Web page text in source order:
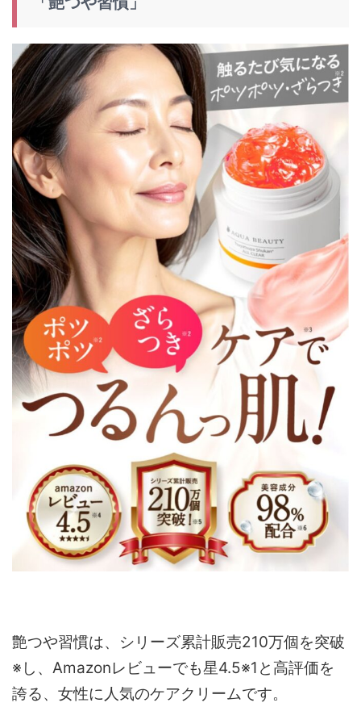
艶つや習慣は、シリーズ累計販売210万個を突破
※し、Amazonレビューでも星4.5※1と高評価を
誇る、女性に人気のケアクリームです。